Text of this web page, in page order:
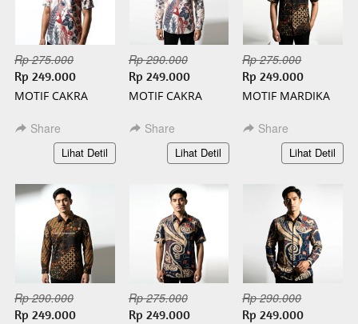
Rp 275.000
Rp 249.000
MOTIF CAKRA
SLIMFIT
Share
`Lihat Detil
Rp 290.000
Rp 249.000
MOTIF CAKRA
SLIMFIT
Share
`
Lihat Detil
Rp 275.000
Rp 249.000
MOTIF MARDIKA
SLIMFIT
Share
`Lihat Detil
Rp 290.000
Rp 249.000
Rp 275.000
Rp 249.000
Rp 290.000
Rp 249.000